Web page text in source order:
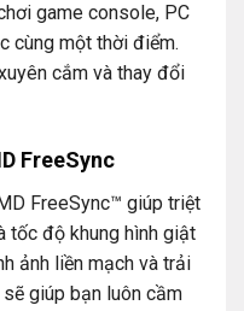
game console, PC
cùng một thời điểm.
cắm và thay đổi
FreeSync
FreeSync™ giúp triệt
tốc độ khung hình giật
ảnh liền mạch và trải
giúp bạn luôn cầm